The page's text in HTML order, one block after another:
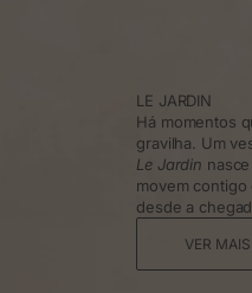
LE JARDIN
Há momentos
gravilha. Um
Le Jardin
movem
desde a
VER MAIS